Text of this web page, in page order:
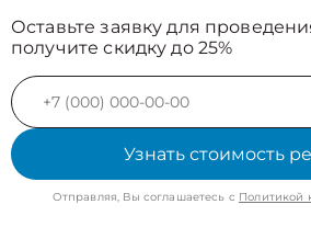
Оставьте заявку для
получите скидку до 25%
Узнать стоимость
Отправляя, Вы соглашаетесь с Политикой